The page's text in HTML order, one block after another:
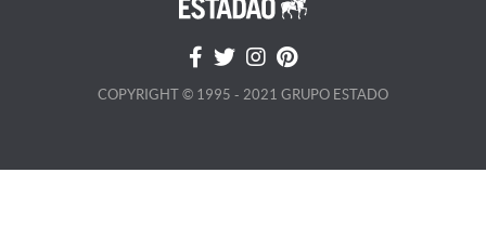
COPYRIGHT © 1995 - 2021 GRUPO ESTADO